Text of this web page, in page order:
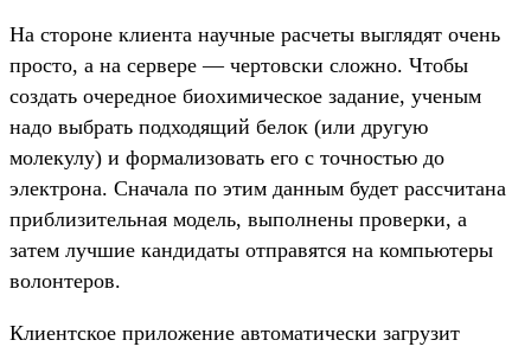
На стороне клиента научные расчеты выглядят очень
просто, а на сервере — чертовски сложно. Чтобы
создать очередное биохимическое задание, ученым
надо выбрать подходящий белок (или другую
молекулу) и формализовать его с точностью до
электрона. Сначала по этим данным будет рассчитана
приблизительная модель, выполнены проверки, а
затем лучшие кандидаты отправятся на компьютеры
волонтеров.
Клиентское приложение автоматически загрузит